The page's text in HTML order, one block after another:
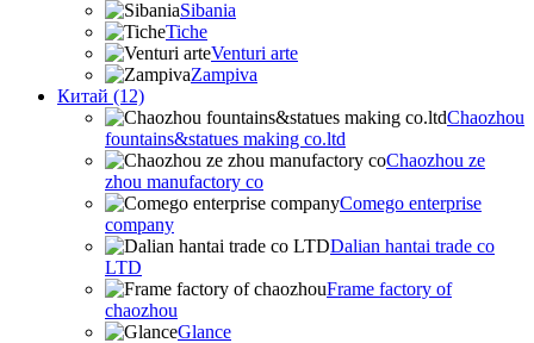
Sibania
Tiche
Venturi arte
Zampiva
Китай (12)
Chaozhou
fountains&statues making co.ltd
Chaozhou ze
zhou manufactory co
Comego enterprise
company
Dalian hantai trade co
LTD
Frame factory of
chaozhou
Glance